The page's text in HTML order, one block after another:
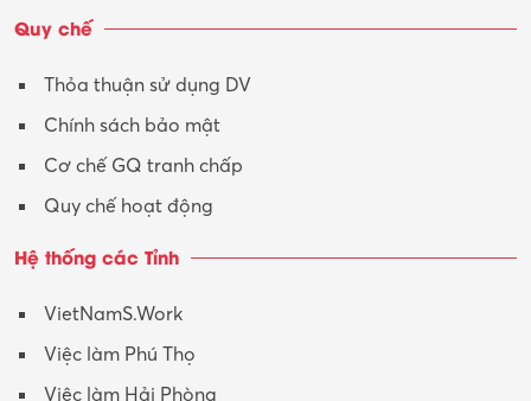
Quy chế
Thỏa thuận sử dụng DV
Chính sách bảo mật
Cơ chế GQ tranh chấp
Quy chế hoạt động
Hệ thống các Tỉnh
VietNamS.Work
Việc làm Phú Thọ
Việc làm Hải Phòng